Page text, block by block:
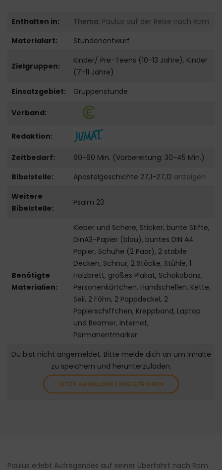
Enthalten in: Thema: Paulus auf der Reise nach Rom
Materialart:
Stundenentwurf
Zielgruppen:
Kinder/ Pre-Teens (10-13 Jahre), Kinder
(7-11 Jahre)
Einsatzgebiet:
Gruppenstunde
Verband:
Redaktion:
Zeitbedarf:
60-90 Min. (Vorbereitung: 30-45 Min.)
Bibelstelle:
Apostelgeschichte 27,1-27,12 anzeigen
Weitere
Bibelstelle:
Psalm 23
Benötigte
Materialien:
Kleber und Schere, Sticker, bunte Stifte,
DinA3-Papier (blau), buntes DIN A4
Papier, Schuhe (2 Paar), 2 stabile
Decken, Schnur, 2 Stöcke, Stühle, 1
Holzbrett, großes Plakat, Schokobons,
Personenkärtchen, Handschellen, Kette,
Seil, 2 Föhn, 2 Pappdeckel, 2
Papierschiffchen, Kreppband, Laptop
und Beamer, Internet,
Permanentmarker
Du bist nicht angemeldet. Bitte melde dich an um Inhalte
zu speichern und herunterzuladen.
JETZT ANMELDEN / REGISTRIEREN
Paulus erlebt Aufregendes auf seiner Überfahrt nach Rom.